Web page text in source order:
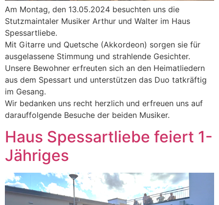
Am Montag, den 13.05.2024 besuchten uns die
Stutzmaintaler Musiker Arthur und Walter im Haus
Spessartliebe.
Mit Gitarre und Quetsche (Akkordeon) sorgen sie für
ausgelassene Stimmung und strahlende Gesichter.
Unsere Bewohner erfreuten sich an den Heimatliedern
aus dem Spessart und unterstützen das Duo tatkräftig
im Gesang.
Wir bedanken uns recht herzlich und erfreuen uns auf
darauffolgende Besuche der beiden Musiker.
Haus Spessartliebe feiert 1-
Jähriges